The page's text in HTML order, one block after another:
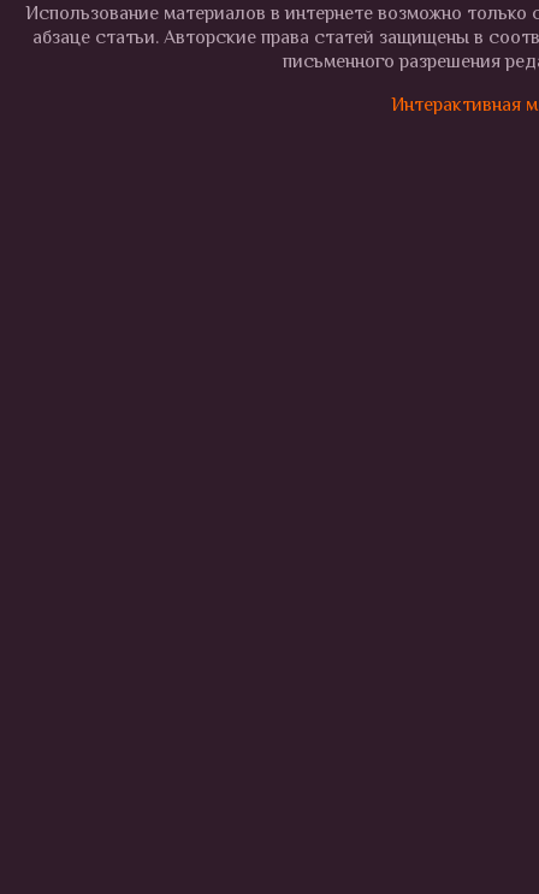
Использование материалов в интернете возможно
абзаце статьи. Авторские права статей защищены в
письменного разрешения
Интерактивная